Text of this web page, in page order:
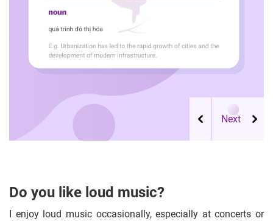
Do you like loud music?
I enjoy loud music occasionally, especially at concerts or